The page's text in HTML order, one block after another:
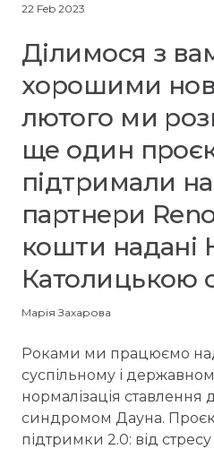
22 Feb 2023
Ділимося з
хорошими
лютого ми
ще один
підтримали
партнери
кошти надані
Католицькою
Марія Захарова
Роками ми працюємо
суспільному і
нормалізація ставлення
синдромом Дауна.
підтримки 2.0: від